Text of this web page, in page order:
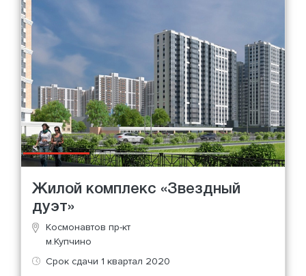
Жилой комплекс «Звездный
дуэт»
Космонавтов пр-кт
м.Купчино
Срок сдачи 1 квартал 2020